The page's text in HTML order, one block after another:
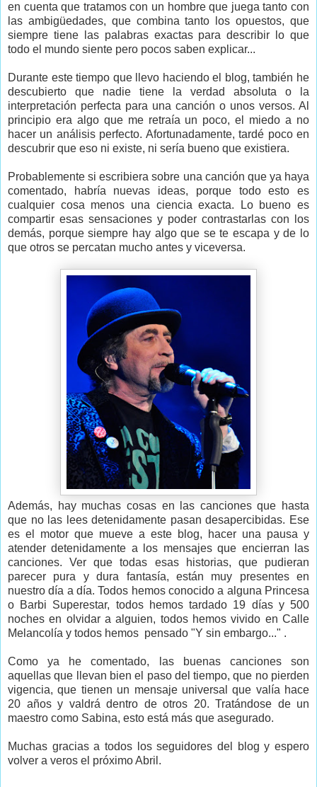
en cuenta que tratamos con un hombre que juega tanto con
las ambigüedades, que combina tanto los opuestos, que
siempre tiene las palabras exactas para describir lo que
todo el mundo siente pero pocos saben explicar...
Durante este tiempo que llevo haciendo el blog, también he
descubierto que nadie tiene la verdad absoluta o la
interpretación perfecta para una canción o unos versos. Al
principio era algo que me retraía un poco, el miedo a no
hacer un análisis perfecto. Afortunadamente, tardé poco en
descubrir que eso ni existe, ni sería bueno que existiera.
Probablemente si escribiera sobre una canción que ya haya
comentado, habría nuevas ideas, porque todo esto es
cualquier cosa menos una ciencia exacta. Lo bueno es
compartir esas sensaciones y poder contrastarlas con los
demás, porque siempre hay algo que se te escapa y de lo
que otros se percatan mucho antes y viceversa.
Además, hay muchas cosas en las canciones que hasta
que no las lees detenidamente pasan desapercibidas. Ese
es el motor que mueve a este blog, hacer una pausa y
atender detenidamente a los mensajes que encierran las
canciones. Ver que todas esas historias, que pudieran
parecer pura y dura fantasía, están muy presentes en
nuestro día a día. Todos hemos conocido a alguna Princesa
o Barbi Superestar, todos hemos tardado 19 días y 500
noches en olvidar a alguien, todos hemos vivido en Calle
Melancolía y todos hemos pensado "Y sin embargo..." .
Como ya he comentado, las buenas canciones son
aquellas que llevan bien el paso del tiempo, que no pierden
vigencia, que tienen un mensaje universal que valía hace
20 años y valdrá dentro de otros 20. Tratándose de un
maestro como Sabina, esto está más que asegurado.
Muchas gracias a todos los seguidores del blog y espero
volver a veros el próximo Abril.